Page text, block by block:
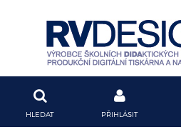
HLEDAT PŘIHLÁSIT